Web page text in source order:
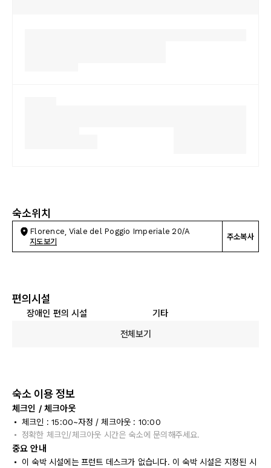
숙소위치
Florence, Viale del Poggio Imperiale 20/A
지도보기
주소복사
편의시설
장애인 편의 시설
기타
전체보기
숙소 이용 정보
체크인 / 체크아웃
체크인 : 15:00~자정 / 체크아웃 : 10:00
정확한 체크인/체크아웃 시간은 숙소에 문의해주세요.
중요 안내
이 숙박 시설에는 프런트 데스크가 없습니다. 이 숙박 시설은 지정된 시